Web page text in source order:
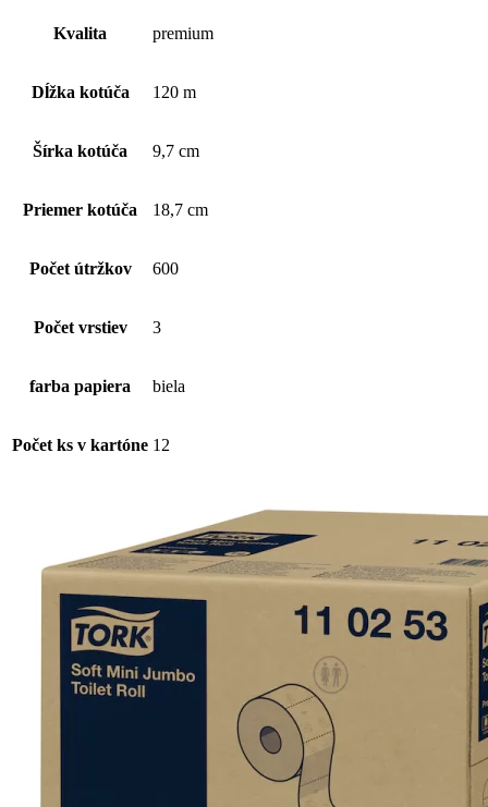
vrstvový
(1
ks),
Kvalita premium
Dĺžka kotúča 120 m
Šírka kotúča 9,7 cm
Priemer kotúča 18,7 cm
Počet útržkov 600
Počet vrstiev 3
farba papiera biela
Počet ks v kartóne 12